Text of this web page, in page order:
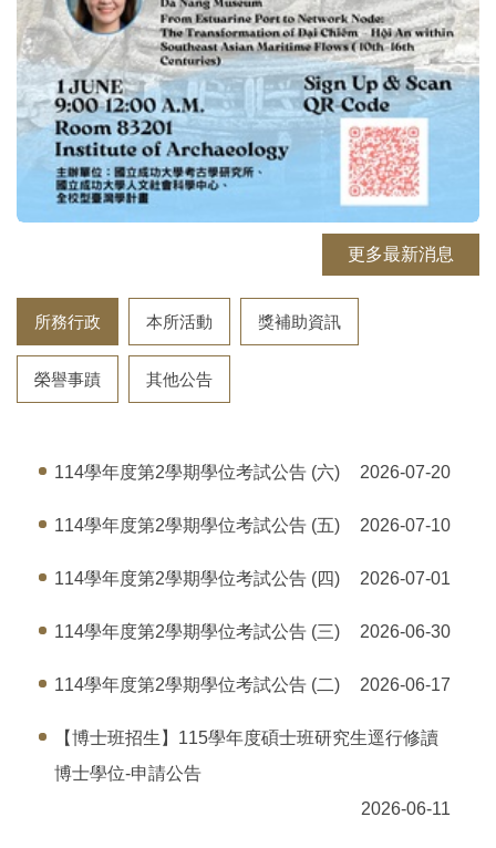
更多最新消息
所務行政 本所活動 獎補助資訊
榮譽事蹟 其他公告
114學年度第2學期學位考試公告 (六) 2026-07-20
114學年度第2學期學位考試公告 (五) 2026-07-10
114學年度第2學期學位考試公告 (四) 2026-07-01
114學年度第2學期學位考試公告 (三) 2026-06-30
114學年度第2學期學位考試公告 (二) 2026-06-17
【博士班招生】115學年度碩士班研究生逕行修讀
博士學位-申請公告
2026-06-11